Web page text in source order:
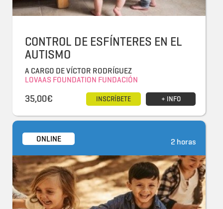
CONTROL DE ESFÍNTERES EN EL
AUTISMO
A CARGO DE VÍCTOR RODRÍGUEZ
LOVAAS FOUNDATION FUNDACIÓN
35,00€ + INFO
INSCRÍBETE
2 horas
ONLINE